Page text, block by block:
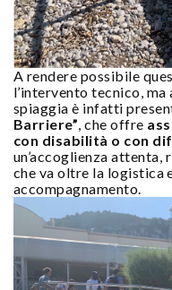
A rendere possibile
l’intervento tecnico, ma
spiaggia è infatti
Barriere”, che offre
con disabilità o con
un’accoglienza
che va oltre la logistica
accompagnamento.